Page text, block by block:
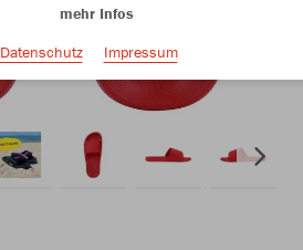
mehr Infos
Datenschutz
Impressum